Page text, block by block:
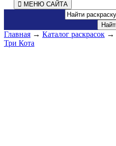
МЕНЮ САЙТА
Главная → Каталог раскрасок →
Три Кота